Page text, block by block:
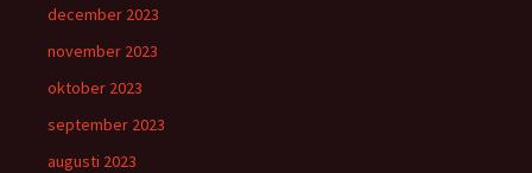
december 2023
november 2023
oktober 2023
september 2023
augusti 2023